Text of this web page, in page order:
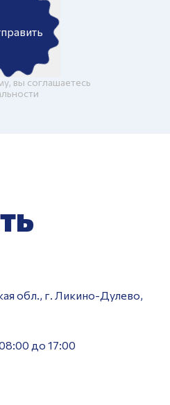
вы соглашаетесь
обл., г. Ликино-Дулево,
до 17:00